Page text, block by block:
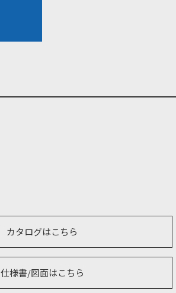
カタログはこちら
仕様書/図面はこちら